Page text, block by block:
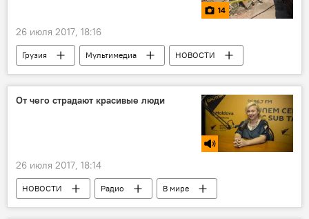
14
26 июля 2017, 18:16
Грузия Мультимедиа
НОВОСТИ
ПРОИСШЕСТВИЯ
Фотоленты
Тбилиси
фотография
От чего страдают красивые люди
26 июля 2017, 18:14
НОВОСТИ Радио В мире